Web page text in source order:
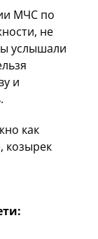
МЧС по
не
услышали
и
как
козырек